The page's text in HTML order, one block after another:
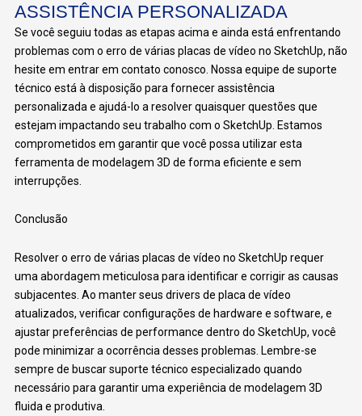
ASSISTÊNCIA PERSONALIZADA
Se você seguiu todas as etapas acima e ainda está enfrentando
problemas com o erro de várias placas de vídeo no SketchUp, não
hesite em entrar em contato conosco. Nossa equipe de suporte
técnico está à disposição para fornecer assistência
personalizada e ajudá-lo a resolver quaisquer questões que
estejam impactando seu trabalho com o SketchUp. Estamos
comprometidos em garantir que você possa utilizar esta
ferramenta de modelagem 3D de forma eficiente e sem
interrupções.
Conclusão
Resolver o erro de várias placas de vídeo no SketchUp requer
uma abordagem meticulosa para identificar e corrigir as causas
subjacentes. Ao manter seus drivers de placa de vídeo
atualizados, verificar configurações de hardware e software, e
ajustar preferências de performance dentro do SketchUp, você
pode minimizar a ocorrência desses problemas. Lembre-se
sempre de buscar suporte técnico especializado quando
necessário para garantir uma experiência de modelagem 3D
fluida e produtiva.